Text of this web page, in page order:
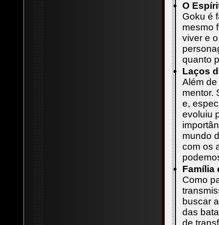
O
Goku é
mesmo
viver e
quanto
Laços
Além
mentor.
e,
evoluiu
mundo
com os
Família
Como
buscar
das
de